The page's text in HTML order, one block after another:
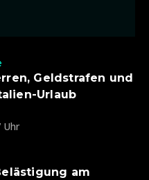
Geldstrafen und
Urlaub
Uhr
am